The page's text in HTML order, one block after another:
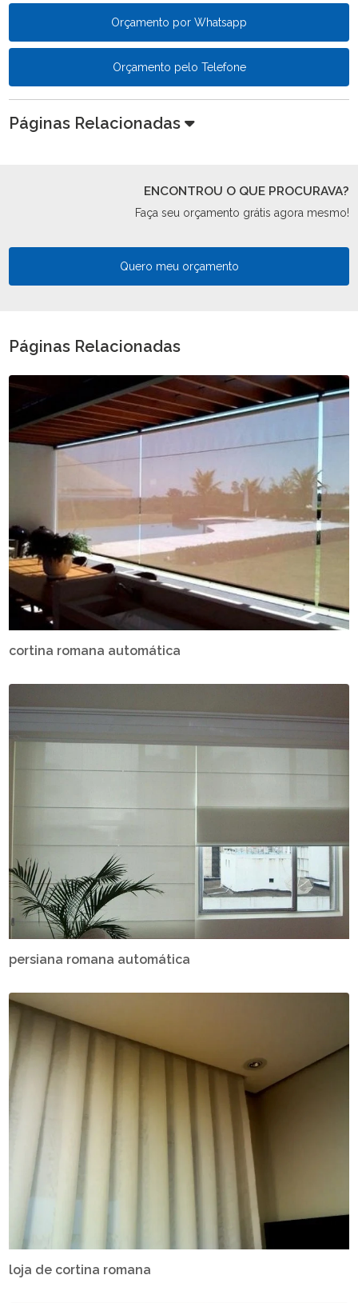
Orçamento por Whatsapp
Orçamento pelo Telefone
Páginas Relacionadas
ENCONTROU O QUE PROCURAVA?
Faça seu orçamento grátis agora mesmo!
Quero meu orçamento
Páginas Relacionadas
cortina romana automática
persiana romana automática
loja de cortina romana